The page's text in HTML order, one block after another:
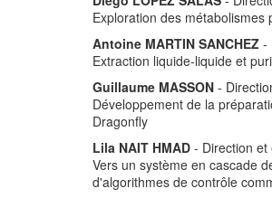
Exploration des
Antoine MARTIN SANCHEZ -
Extraction liquide-liquide et
Guillaume MASSON -
Développement de la
Dragonfly
Lila NAIT HMAD - Direction et
Vers un système en cascade
d'algorithmes de contrôle